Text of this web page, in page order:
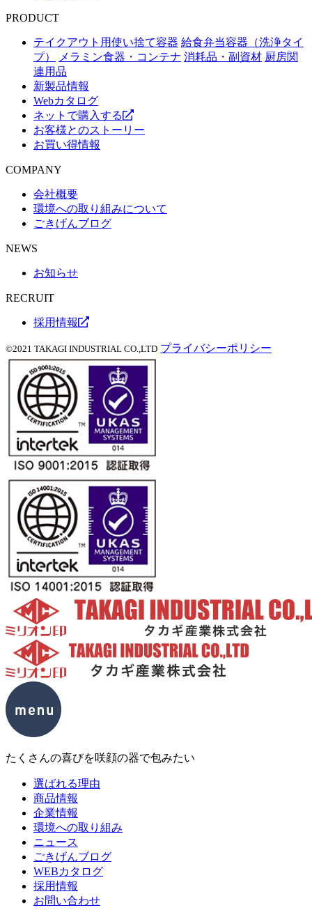
PRODUCT
テイクアウト用使い捨て容器 給食弁当容器（洗浄タイ
プ）
メラミン食器・コンテナ 消耗品・副資材 厨房関
連用品
新製品情報
Webカタログ
ネットで購入する
お客様とのストーリー
お買い得情報
COMPANY
会社概要
環境への取り組みについて
ごきげんブログ
NEWS
お知らせ
RECRUIT
採用情報
©2021 TAKAGI INDUSTRIAL CO.,LTD プライバシーポリシー
たくさんの喜びを咲顔の器で包みたい
選ばれる理由
商品情報
企業情報
環境への取り組み
ニュース
ごきげんブログ
WEBカタログ
採用情報
お問い合わせ